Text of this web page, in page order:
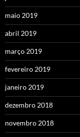
maio 2019
abril 2019
março 2019
fevereiro 2019
janeiro 2019
dezembro 2018
novembro 2018